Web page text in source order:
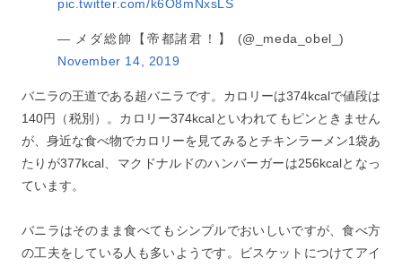
pic.twitter.com/k6O8mNxsLS
— メダ総帥【帝都諸君！】 (@_meda_obel_)
November 14, 2019
バニラの王道である超バニラです。カロリーは374kcalで値段は
140円（税別）。カロリー374kcalといわれてもピンときません
が、身近な食べ物でカロリーを見てみるとチキンラーメン1袋あ
たりが377kcal、マクドナルドのハンバーガーは256kcalとなっ
ています。
バニラはそのまま食べてもシンプルでおいしいですが、食べ方
の工夫をしている人も多いようです。ビスケットにつけてアイ